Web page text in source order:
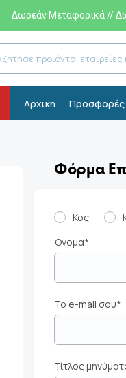
Δωρεάν Μεταφορικά //
Αρχική Προσφορές
Φόρμα
Κος
Όνομα*
Το e-mail σου*
Τίτλος